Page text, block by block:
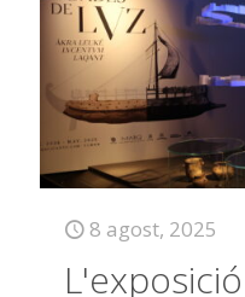
8 agost, 2025